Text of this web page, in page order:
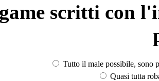
scritti con
Tutto il male possibile, sono
Quasi tutta